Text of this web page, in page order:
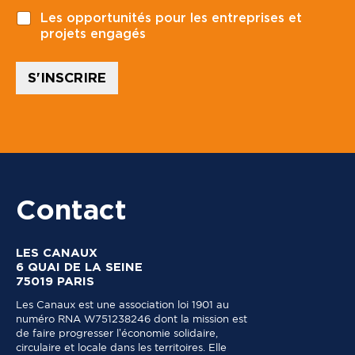
t
a
i
l
Les opportunités pour les entreprises et
projets engagés
S'INSCRIRE
Contact
LES CANAUX
6 QUAI DE LA SEINE
75019 PARIS
Les Canaux est une association loi 1901 au
numéro RNA W751238246 dont la mission est
de faire progresser l’économie solidaire,
circulaire et locale dans les territoires. Elle